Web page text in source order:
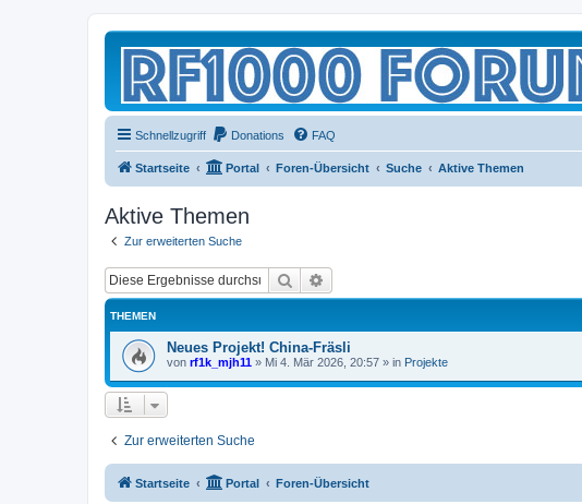
Schnellzugriff Donations FAQ
Startseite Portal Foren-Übersicht Suche Aktive Themen
Aktive Themen
Zur erweiterten Suche
Suche
THEMEN
Neues Projekt! China-Fräsli
von rf1k_mjh11 » Mi 4. Mär 2026, 20:57 » in Projekte
Zur erweiterten Suche
Startseite Portal Foren-Übersicht